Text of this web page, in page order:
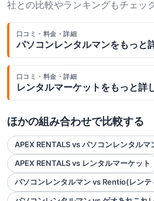
社との比較やランキングもチェッ
口コミ・料金・詳細
パソコンレンタルマンをもっと
口コミ・料金・詳細
レンタルマーケット をもっと詳
ほかの組み合わせで比較する
APEX RENTALS vs パソコンレンタルマ
APEX RENTALS vs レンタルマーケット
パソコンレンタルマン vs Rentio(レンテ